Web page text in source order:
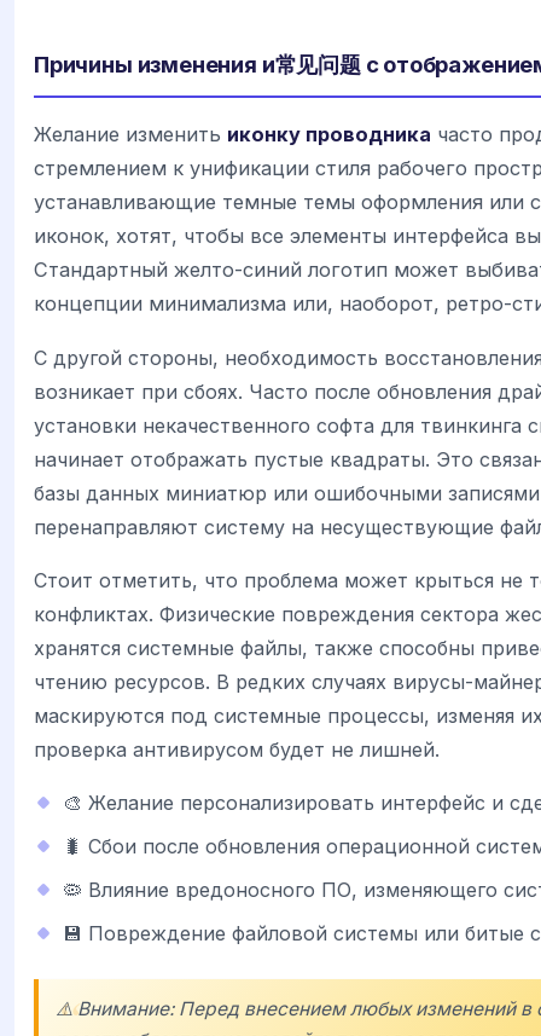
Причины изменения и常见问题 с
Желание изменить иконку проводника часто
стремлением к унификации стиля рабочего
устанавливающие темные темы оформления или
иконок, хотят, чтобы все элементы интерфейса
Стандартный желто-синий логотип может
концепции минимализма или, наоборот, ретро-
С другой стороны, необходимость
возникает при сбоях. Часто после обновления
установки некачественного софта для твинкинга
начинает отображать пустые квадраты. Это
базы данных миниатюр или ошибочными
перенаправляют систему на несуществующие
Стоит отметить, что проблема может крыться не
конфликтах. Физические повреждения сектора
хранятся системные файлы, также способны
чтению ресурсов. В редких случаях вирусы-
маскируются под системные процессы, изменяя
проверка антивирусом будет не лишней.
🎨 Желание персонализировать интерфейс и
🐛 Сбои после обновления операционной
🦠 Влияние вредоносного ПО, изменяющего
💾 Повреждение файловой системы или битые
⚠️ Внимание: Перед внесением любых изменений в